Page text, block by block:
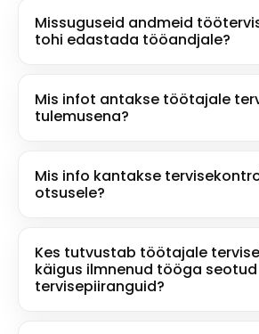
Missuguseid andmeid
tohi edastada tööandjale?
Mis infot antakse töötajale
tulemusena?
Mis info kantakse
otsusele?
Kes tutvustab töötajale
käigus ilmnenud tööga seotud
tervisepiiranguid?